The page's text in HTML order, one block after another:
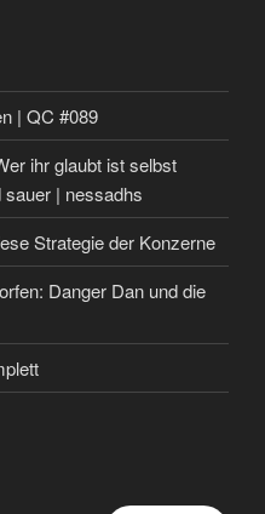
| QC #089
ihr glaubt ist selbst
| nessadhs
Strategie der Konzerne
Danger Dan und die